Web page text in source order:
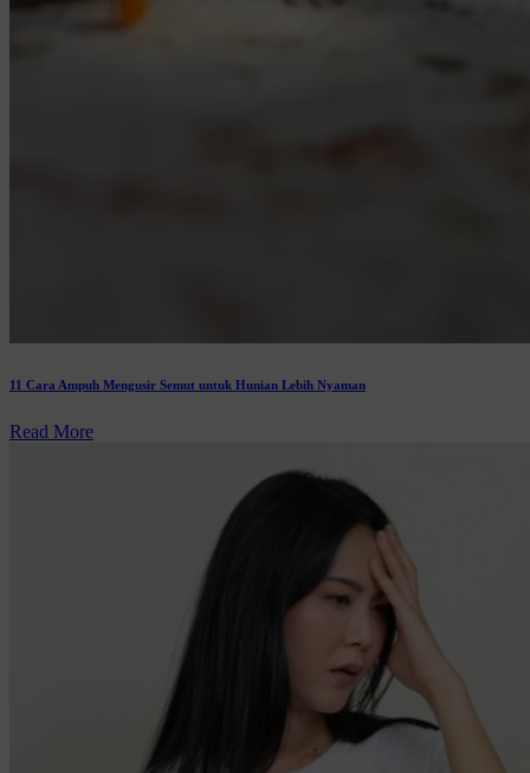
11 Cara Ampuh Mengusir Semut untuk Hunian Lebih Nyaman
Read More